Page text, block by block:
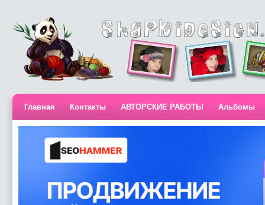
Главная Контакты АВТОРСКИЕ РАБОТЫ Альбомы